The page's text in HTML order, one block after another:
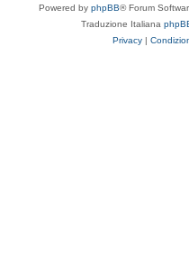
Powered by phpBB® Forum
Traduzione Italiana
Privacy |